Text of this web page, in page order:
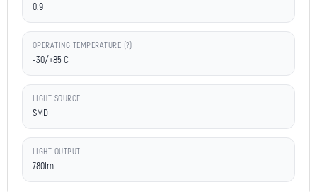
0.9
OPERATING TEMPERATURE (?)
-30/+85 C
LIGHT SOURCE
SMD
LIGHT OUTPUT
780lm